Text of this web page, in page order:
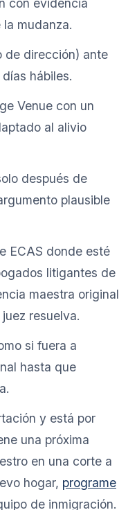
mudanza.
de dirección) ante
hábiles.
Venue con un
al alivio
después de
plausible
ECAS donde esté
litigantes de
maestra original
resuelva.
si fuera a
hasta que
y está por
una próxima
en una corte a
hogar, programe
de inmigración.